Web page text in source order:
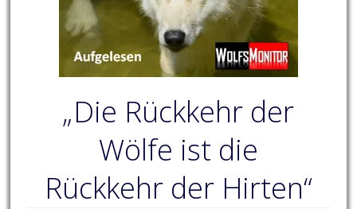
„Die Rückkehr der
Wölfe ist die
Rückkehr der Hirten“